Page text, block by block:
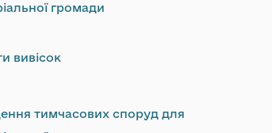
громади
вивісок
тимчасових споруд для